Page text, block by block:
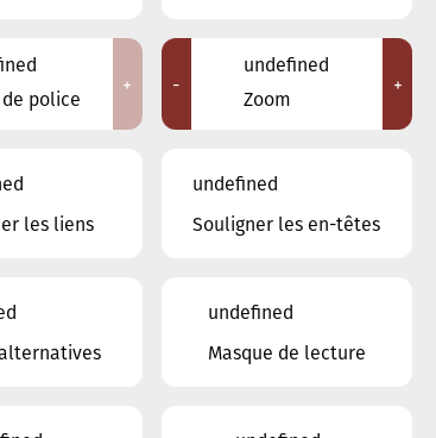
Conservatoire de Musique de la Ville
d'Esch/Alzette
Eglise décanale St. Joseph / Esch
Escher Theater - Esch-sur-Alzette
Restaurant FeVi Bosque
police
+ -
undefined
Zoom
+
les liens
undefined
Souligner les en-têtes
undefined
Masque de lecture